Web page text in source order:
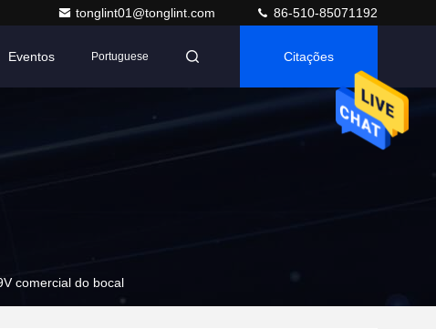
tonglint01@tonglint.com 86-510-85071192
Eventos Portuguese Citações
comercial do bocal